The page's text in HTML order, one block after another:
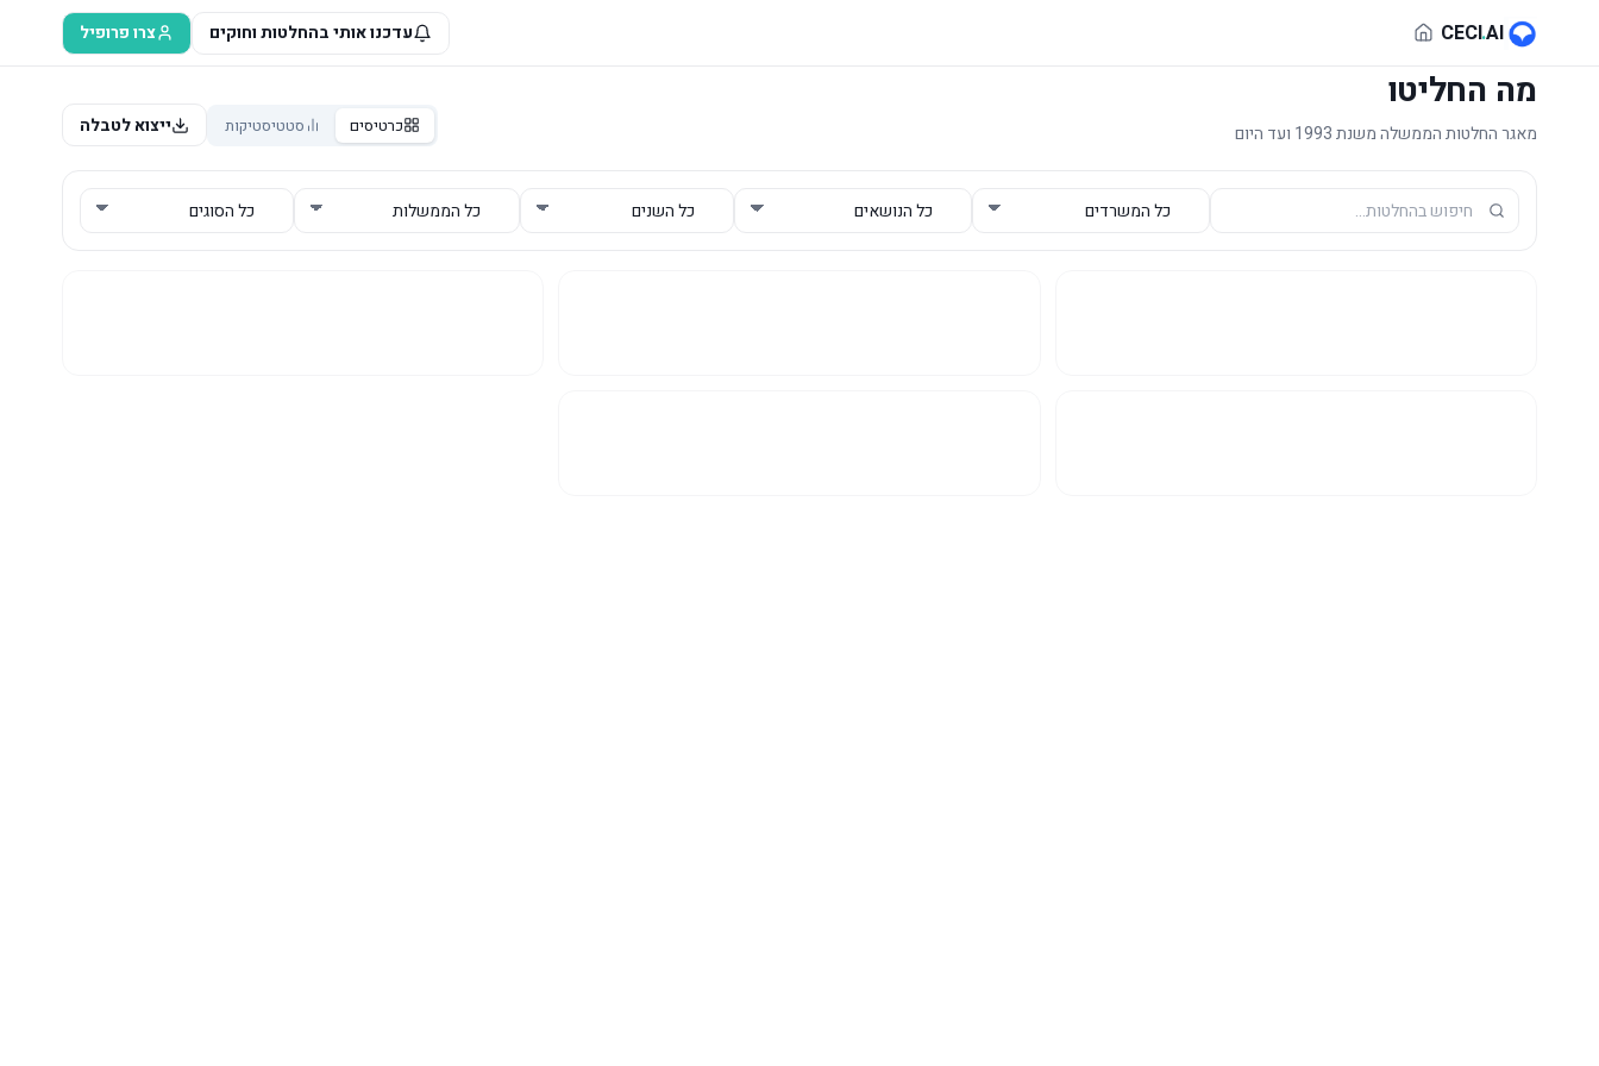
דלג לתוכן הראשי
CECI.AI עדכנו אותי בהחלטות וחוקים צרו פרופיל
מה החליטו
מאגר החלטות הממשלה משנת 1993 ועד היום כרטיסים סטטיסטיקות ייצוא לטבלה